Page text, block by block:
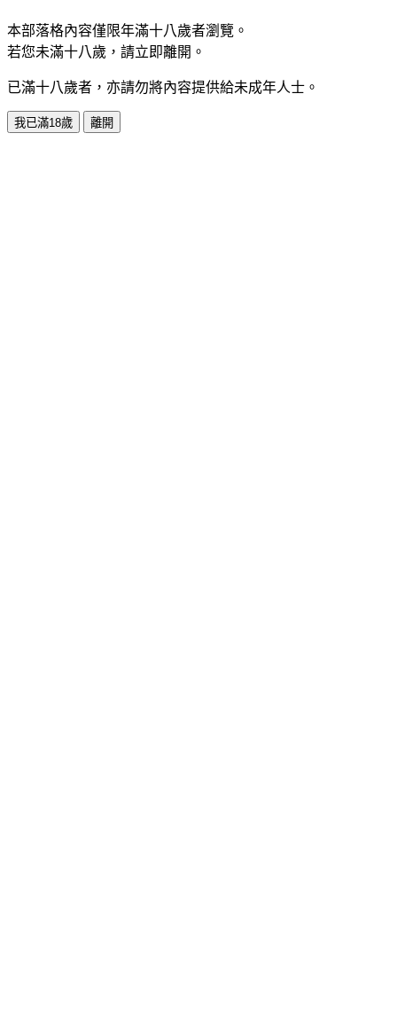
本部落格內容僅限年滿十八歲者瀏覽。
若您未滿十八歲，請立即離開。
已滿十八歲者，亦請勿將內容提供給未成年人士。
我已滿18歲 離開